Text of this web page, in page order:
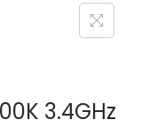
3.4GHz